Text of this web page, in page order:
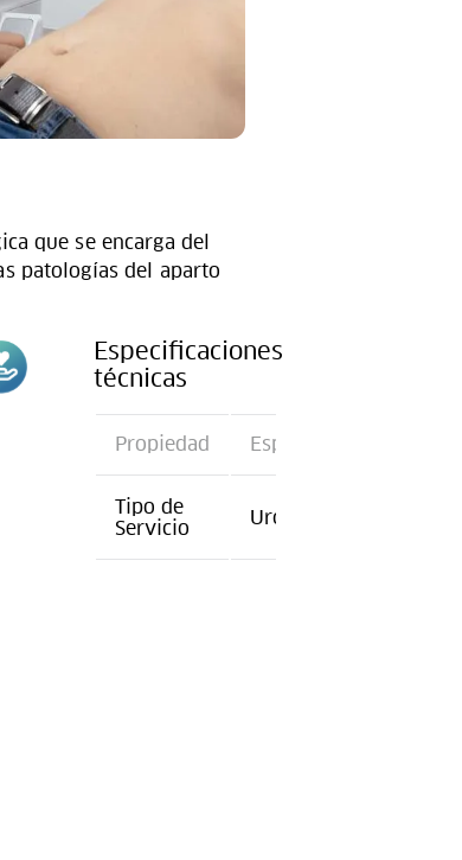
que se encarga del
patologías del aparto
Especificaciones
técnicas
Propiedad Especificación
Tipo de
Servicio
Urología